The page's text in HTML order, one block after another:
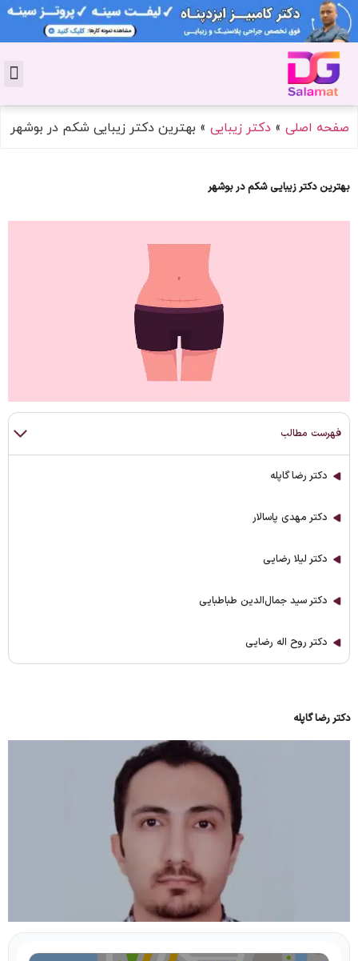
صفحه اصلی » دکتر زیبایی » بهترین دکتر زیبایی شکم در بوشهر
بهترین دکتر زیبایی شکم در بوشهر
فهرست مطالب
دکتر رضا گاپله
دکتر مهدی پاسالار
دکتر لیلا رضایی
دکتر سید جمال‌الدین طباطبایی
دکتر روح اله رضایی
دکتر رضا گاپله